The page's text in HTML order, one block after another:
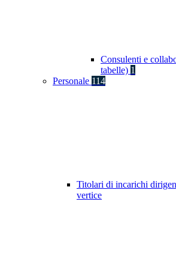
Consulenti e
tabelle) 1
Personale 114
Titolari di incarichi
vertice